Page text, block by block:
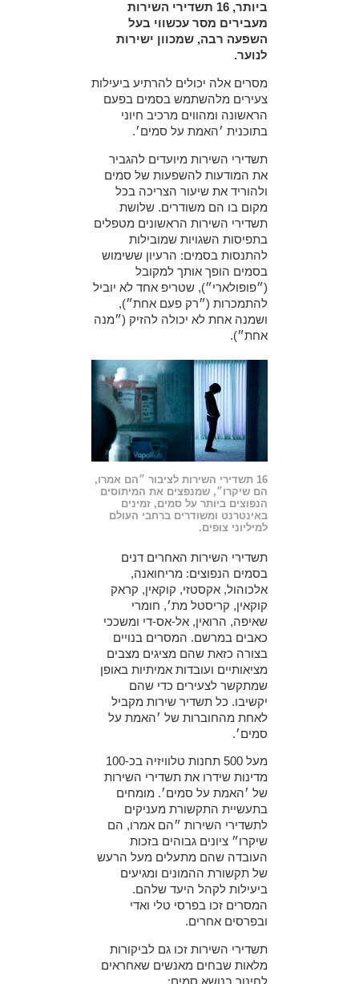
ביותר, 16 תשדירי השירות
מעבירים מסר עכשווי בעל
השפעה רבה, שמכוון ישירות
לנוער.
מסרים אלה יכולים להרתיע ביעילות
צעירים מלהשתמש בסמים בפעם
הראשונה ומהווים מרכיב חיוני
בתוכנית ׳האמת על סמים׳.
תשדירי השירות מיועדים להגביר
את המודעות להשפעות של סמים
ולהוריד את שיעור הצריכה בכל
מקום בו הם משודרים. שלושת
תשדירי השירות הראשונים מטפלים
בתפיסות השגויות שמובילות
להתנסות בסמים: הרעיון ששימוש
בסמים הופך אותך למקובל
(״פופולארי״), שטריפ אחד לא יוביל
להתמכרות (״רק פעם אחת״),
ושמנה אחת לא יכולה להזיק (״מנה
אחת״).
16 תשדירי השירות לציבור ״הם אמרו,
הם שיקרו״, שמנפצים את המיתוסים
הנפוצים ביותר על סמים, זמינים
באינטרנט ומשודרים ברחבי העולם
למיליוני צופים.
תשדירי השירות האחרים דנים
בסמים הנפוצים: מריחואנה,
אלכוהול, אקסטזי, קוקאין, קראק
קוקאין, קריסטל מת׳, חומרי
שאיפה, הרואין, אל-אס-די ומשככי
כאבים במרשם. המסרים בנויים
בצורה כזאת שהם מציגים מצבים
מציאותיים ועובדות אמיתיות באופן
שמתקשר לצעירים כדי שהם
יקשיבו. כל תשדיר שירות מקביל
לאחת מהחוברות של ׳האמת על
סמים׳.
מעל 500 תחנות טלוויזיה בכ-100
מדינות שידרו את תשדירי השירות
של ׳האמת על סמים׳. מומחים
בתעשיית התקשורת מעניקים
לתשדירי השירות ״הם אמרו, הם
שיקרו״ ציונים גבוהים בזכות
העובדה שהם מתעלים מעל הרעש
של תקשורת ההמונים ומגיעים
ביעילות לקהל היעד שלהם.
המסרים זכו בפרסי טלי ואדי
ובפרסים אחרים.
תשדירי השירות זכו גם לביקורות
מלאות שבחים מאנשים שאחראים